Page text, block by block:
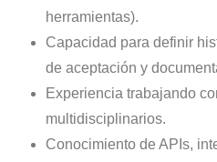
herramientas).
Capacidad para definir
de aceptación y
Experiencia trabajando
multidisciplinarios.
Conocimiento de APIs,